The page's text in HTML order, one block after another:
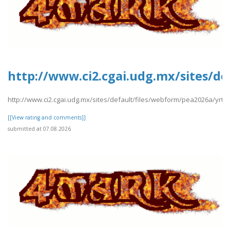
http://www.ci2.cgai.udg.mx/sites/
http://www.ci2.cgai.udg.mx/sites/default/files/webform/pea2026a/
[[View rating and comments]]
submitted at 07.08.2026